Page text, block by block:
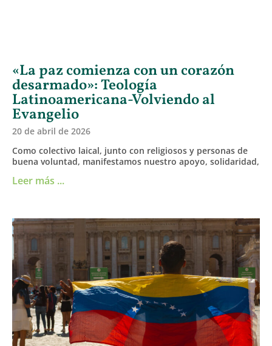
«La paz comienza con un corazón
desarmado»: Teología
Latinoamericana-Volviendo al
Evangelio
20 de abril de 2026
Como colectivo laical, junto con religiosos y personas de
buena voluntad, manifestamos nuestro apoyo, solidaridad,
Leer más ...